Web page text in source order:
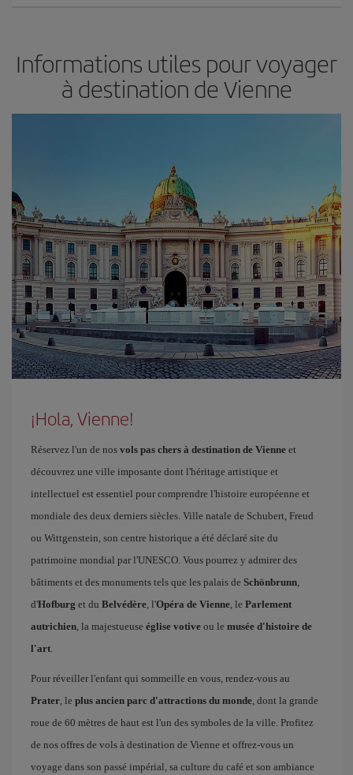
Informations utiles pour voyager
à destination de Vienne
¡Hola, Vienne!
Réservez l'un de nos vols pas chers à destination de Vienne et
découvrez une ville imposante dont l'héritage artistique et
intellectuel est essentiel pour comprendre l'histoire européenne et
mondiale des deux derniers siècles. Ville natale de Schubert, Freud
ou Wittgenstein, son centre historique a été déclaré site du
patrimoine mondial par l'UNESCO. Vous pourrez y admirer des
bâtiments et des monuments tels que les palais de Schönbrunn,
d'Hofburg et du Belvédère, l'Opéra de Vienne, le Parlement
autrichien, la majestueuse église votive ou le musée d'histoire de
l'art.
Pour réveiller l'enfant qui sommeille en vous, rendez-vous au
Prater, le plus ancien parc d'attractions du monde, dont la grande
roue de 60 mètres de haut est l'un des symboles de la ville. Profitez
de nos offres de vols à destination de Vienne et offrez-vous un
voyage dans son passé impérial, sa culture du café et son ambiance